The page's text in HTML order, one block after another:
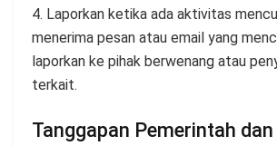
4. Laporkan ketika ada aktivitas
menerima pesan atau email yang
laporkan ke pihak berwenang atau
terkait.
Tanggapan Pemerintah dan